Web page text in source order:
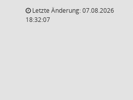
Letzte Änderung: 07.08.2026
18:32:07